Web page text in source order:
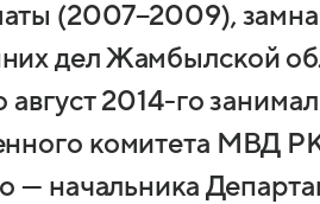
(2007−2009),
дел Жамбылской
август 2014-го
комитета МВД
— начальника